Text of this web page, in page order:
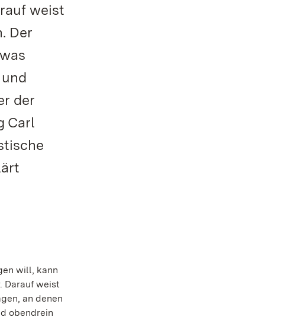
weist
Der
der
Carl
will, kann
Darauf weist
an denen
obendrein